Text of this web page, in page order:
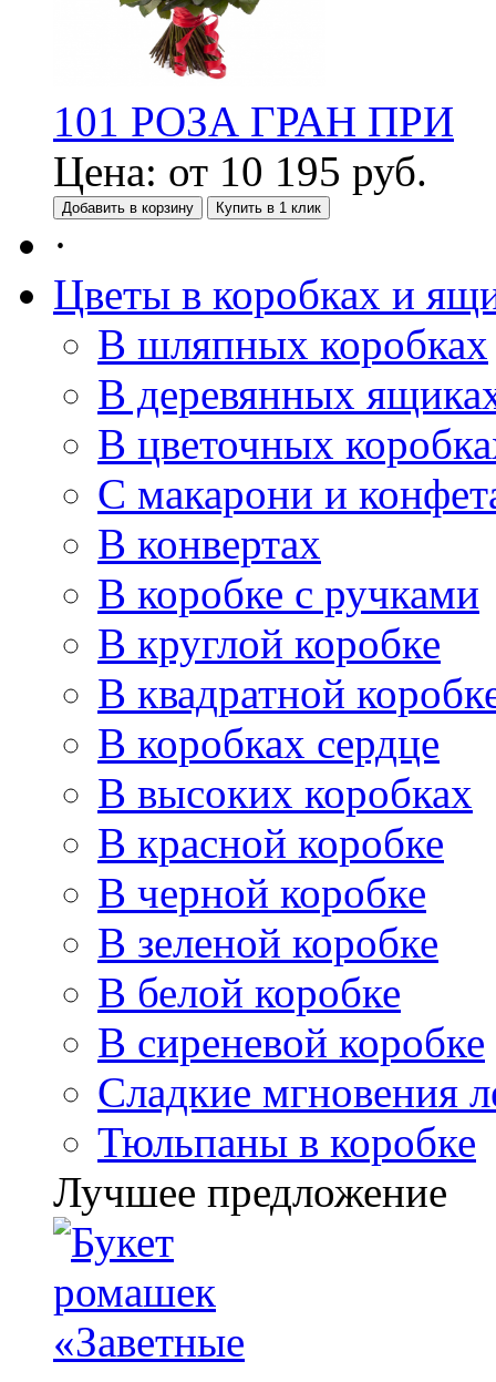
101 РОЗА ГРАН ПРИ
Цена: от 10 195 руб.
Добавить в корзину Купить в 1 клик
·
Цветы в коробках и
В шляпных коробках
В деревянных
В цветочных
С макарони и
В конвертах
В коробке с ручками
В круглой коробке
В квадратной
В коробках сердце
В высоких коробках
В красной коробке
В черной коробке
В зеленой коробке
В белой коробке
В сиреневой коробке
Сладкие мгновения
Тюльпаны в коробке
Лучшее предложение